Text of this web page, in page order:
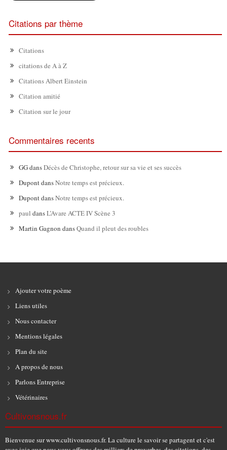
Citations par thème
Citations
citations de A à Z
Citations Albert Einstein
Citation amitié
Citation sur le jour
Commentaires recents
GGdansDécès de Christophe, retour sur sa vie et ses succès
DupontdansNotre temps est précieux.
DupontdansNotre temps est précieux.
paul dansL’Avare ACTE IV Scène 3
Martin Gagnon dansQuand il pleut des roubles
Ajouter votre poème
Liens utiles
Nous contacter
Mentions légales
Plan du site
A propos de nous
Parlons Entreprise
Vétérinaires
Cultivonsnous.fr
Bienvenue sur www.cultivonsnous.fr. La culture le savoir se partagent et c'est